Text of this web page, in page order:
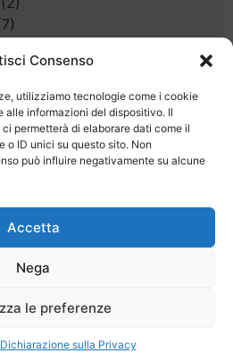
Consenso
utilizziamo tecnologie come i cookie
alle informazioni del dispositivo. Il
permetterà di elaborare dati come il
o ID unici su questo sito. Non
può influire negativamente su alcune
Accetta
Nega
le preferenze
Dichiarazione sulla Privacy
Regolamento
Contatti